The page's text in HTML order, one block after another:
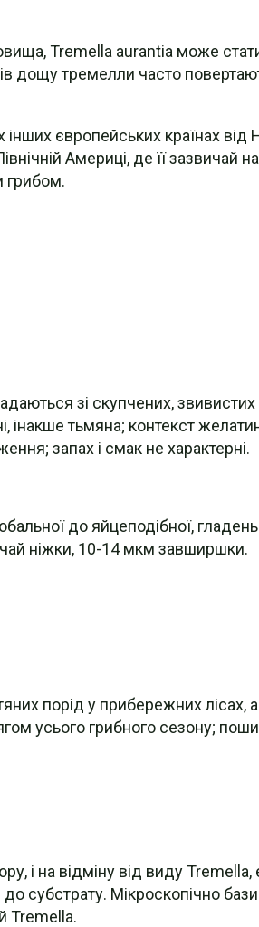
Tremella aurantia може
дощу тремелли часто
європейських країнах
Америці, де її
зі скупчених,
інакше тьмяна; контекст
запах і смак не характерні.
до яйцеподібної,
ніжки, 10-14 мкм завширшки.
порід у прибережних
усього грибного сезону;
і на відміну від виду
субстрату. Мікроскопічно
Tremella.